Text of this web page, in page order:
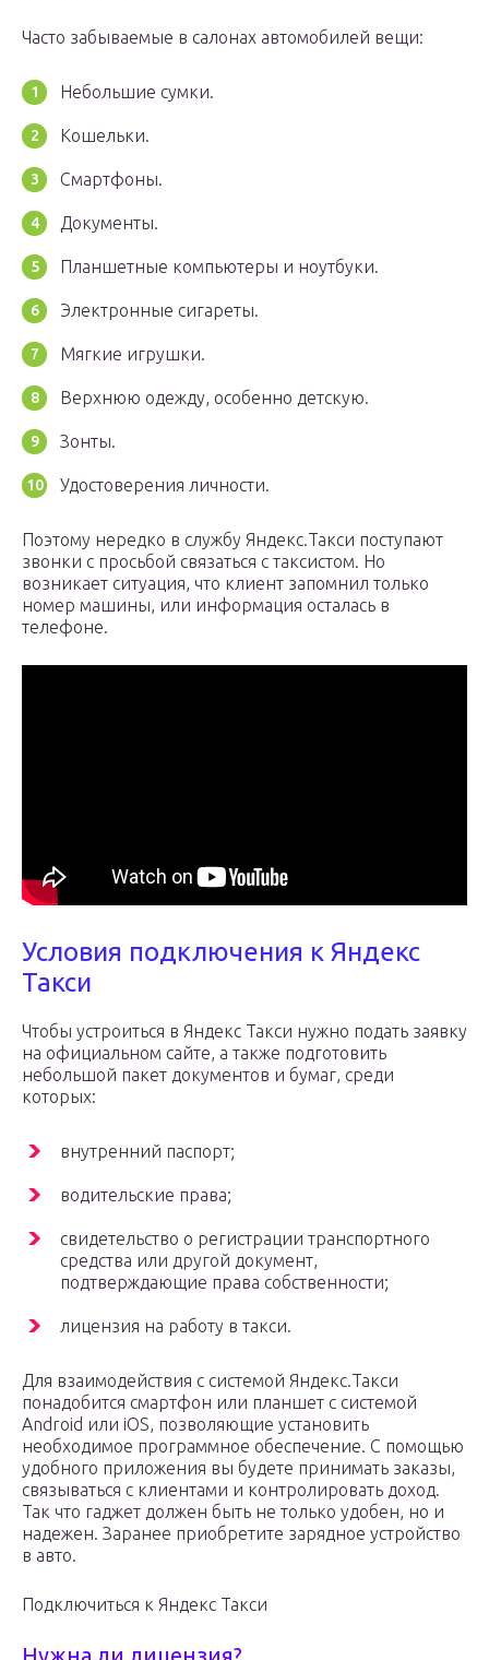
Часто забываемые в салонах автомобилей вещи:
Небольшие сумки.
Кошельки.
Смартфоны.
Документы.
Планшетные компьютеры и ноутбуки.
Электронные сигареты.
Мягкие игрушки.
Верхнюю одежду, особенно детскую.
Зонты.
Удостоверения личности.
Поэтому нередко в службу Яндекс.Такси поступают
звонки с просьбой связаться с таксистом. Но
возникает ситуация, что клиент запомнил только
номер машины, или информация осталась в
телефоне.
Условия подключения к Яндекс
Такси
Чтобы устроиться в Яндекс Такси нужно подать заявку
на официальном сайте, а также подготовить
небольшой пакет документов и бумаг, среди
которых:
внутренний паспорт;
водительские права;
свидетельство о регистрации транспортного
средства или другой документ,
подтверждающие права собственности;
лицензия на работу в такси.
Для взаимодействия с системой Яндекс.Такси
понадобится смартфон или планшет с системой
Android или iOS, позволяющие установить
необходимое программное обеспечение. С помощью
удобного приложения вы будете принимать заказы,
связываться с клиентами и контролировать доход.
Так что гаджет должен быть не только удобен, но и
надежен. Заранее приобретите зарядное устройство
в авто.
Подключиться к Яндекс Такси